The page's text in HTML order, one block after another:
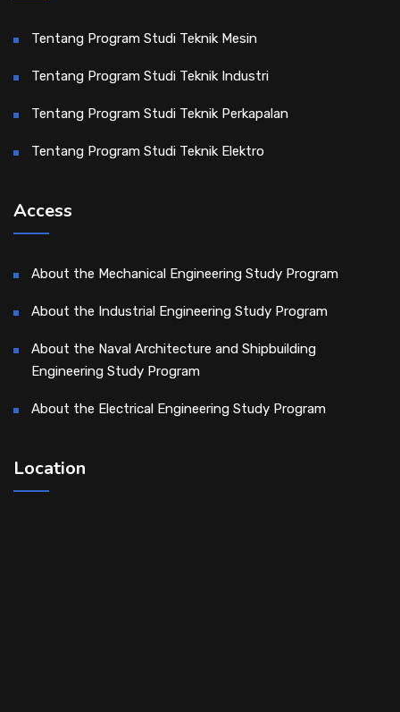
Tentang Program Studi Teknik Mesin
Tentang Program Studi Teknik Industri
Tentang Program Studi Teknik Perkapalan
Tentang Program Studi Teknik Elektro
Access
About the Mechanical Engineering Study Program
About the Industrial Engineering Study Program
About the Naval Architecture and Shipbuilding
Engineering Study Program
About the Electrical Engineering Study Program
Location